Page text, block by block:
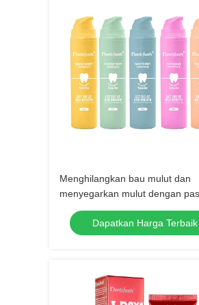
Menghilangkan bau mulut dan
menyegarkan mulut dengan
perawatan mulut Pelbagai
perlindungan untuk kesehatan
yang optimal
Dapatkan Harga Terbaik